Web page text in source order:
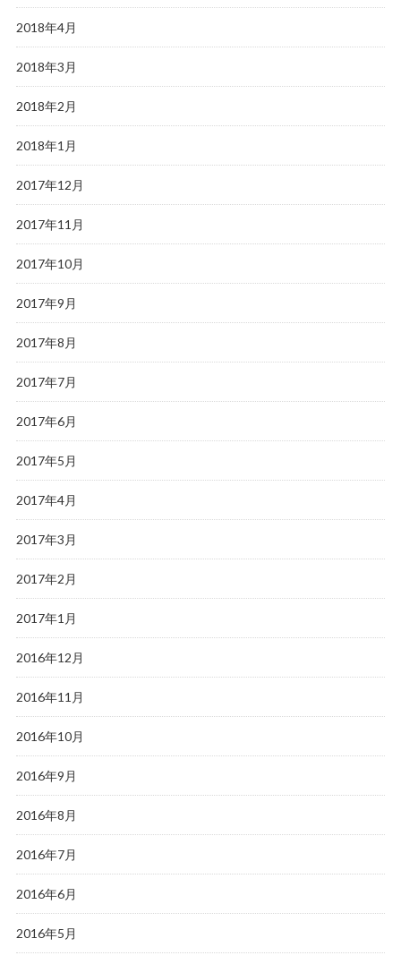
2018年4月
2018年3月
2018年2月
2018年1月
2017年12月
2017年11月
2017年10月
2017年9月
2017年8月
2017年7月
2017年6月
2017年5月
2017年4月
2017年3月
2017年2月
2017年1月
2016年12月
2016年11月
2016年10月
2016年9月
2016年8月
2016年7月
2016年6月
2016年5月